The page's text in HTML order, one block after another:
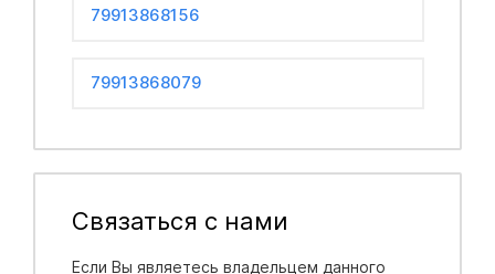
79913868156
79913868079
Связаться с нами
Если Вы являетесь владельцем данного